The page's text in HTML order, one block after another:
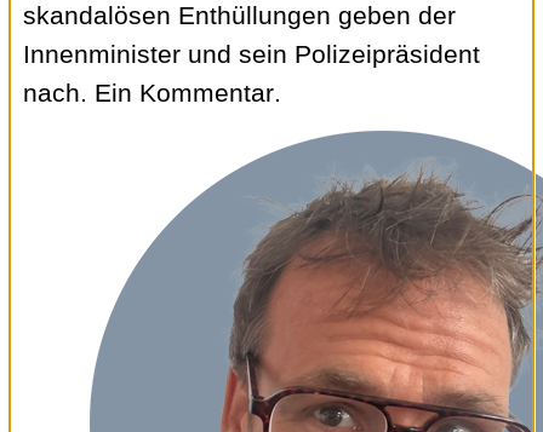
skandalösen Enthüllungen geben der
Innenminister und sein Polizeipräsident
nach. Ein Kommentar.